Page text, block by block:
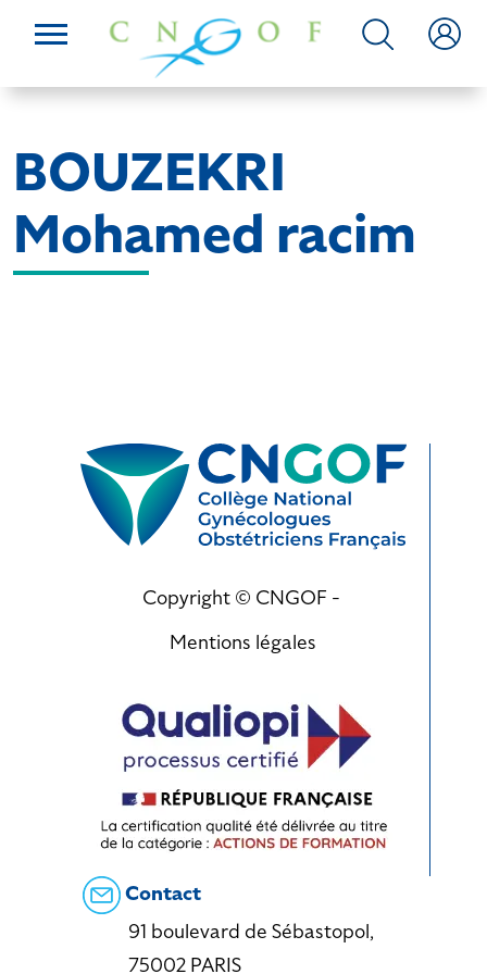
BOUZEKRI
Mohamed racim
Copyright © CNGOF -
Mentions légales
Contact
91 boulevard de Sébastopol,
75002 PARIS